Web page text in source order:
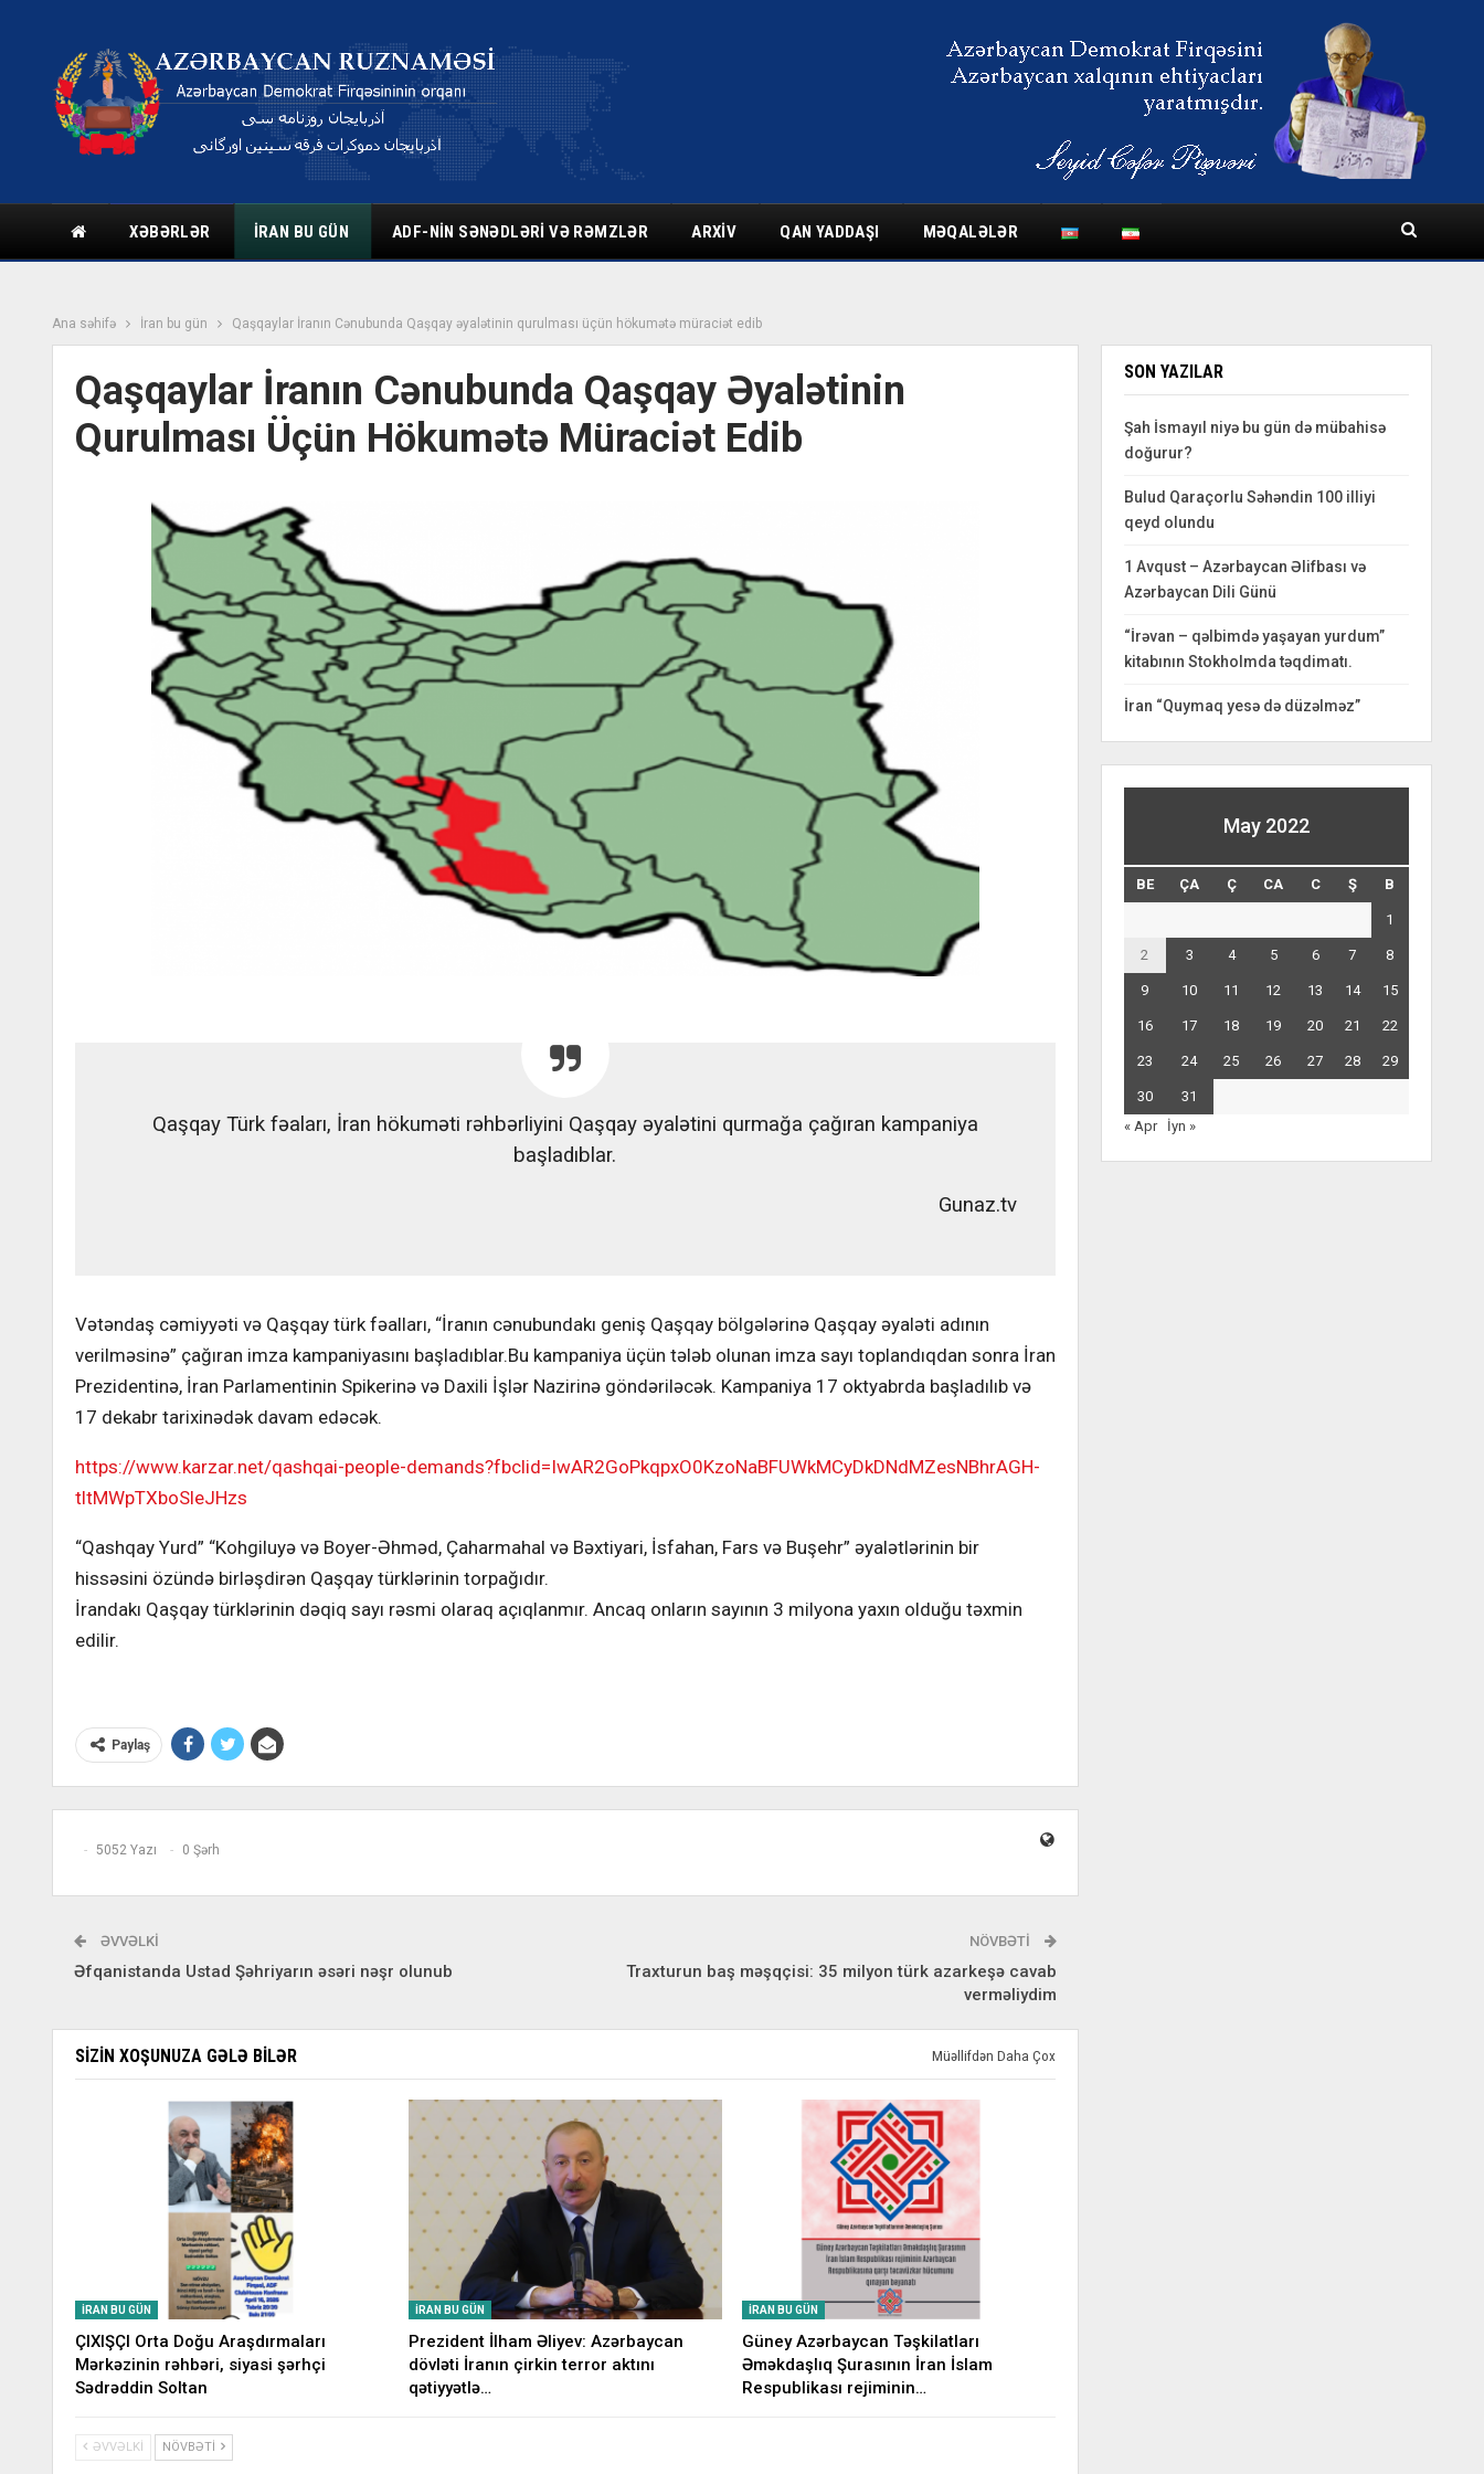
XƏBƏRLƏR İRAN BU GÜN ADF-NIN SƏNƏDLƏRI VƏ RƏMZLƏR ARXIV QAN YADDAŞI MƏQALƏLƏR
Ana səhifə İran bu gün Qaşqaylar İranın Cənubunda Qaşqay əyalətinin qurulması üçün hökumətə müraciət edib
Qaşqaylar İranın Cənubunda Qaşqay Əyalətinin
Qurulması Üçün Hökumətə Müraciət Edib
Qaşqay Türk fəaları, İran hökuməti rəhbərliyini Qaşqay əyalətini qurmağa çağıran kampaniya
başladıblar.
Gunaz.tv
Vətəndaş cəmiyyəti və Qaşqay türk fəalları, “İranın cənubundakı geniş Qaşqay bölgələrinə Qaşqay əyaləti adının
verilməsinə” çağıran imza kampaniyasını başladıblar.Bu kampaniya üçün tələb olunan imza sayı toplandıqdan sonra İran
Prezidentinə, İran Parlamentinin Spikerinə və Daxili İşlər Nazirinə göndəriləcək. Kampaniya 17 oktyabrda başladılıb və
17 dekabr tarixinədək davam edəcək.
https://www.karzar.net/qashqai-people-demands?fbclid=IwAR2GoPkqpxO0KzoNaBFUWkMCyDkDNdMZesNBhrAGH-
tltMWpTXboSleJHzs
“Qashqay Yurd” “Kohgiluyə və Boyer-Əhməd, Çaharmahal və Bəxtiyari, İsfahan, Fars və Buşehr” əyalətlərinin bir
hissəsini özündə birləşdirən Qaşqay türklərinin torpağıdır.
İrandakı Qaşqay türklərinin dəqiq sayı rəsmi olaraq açıqlanmır. Ancaq onların sayının 3 milyona yaxın olduğu təxmin
edilir.
Paylaş
5052 Yazı 0 Şərh
ƏVVƏLKI
Əfqanistanda Ustad Şəhriyarın əsəri nəşr olunub
NÖVBƏTI
Traxturun baş məşqçisi: 35 milyon türk azarkeşə cavab
verməliydim
SIZIN XOŞUNUZA GƏLƏ BILƏR Müəllifdən Daha Çox
İRAN BU GÜN
ÇIXIŞÇI Orta Doğu Araşdırmaları
Mərkəzinin rəhbəri, siyasi şərhçi
Sədrəddin Soltan
İRAN BU GÜN
Prezident İlham Əliyev: Azərbaycan
dövləti İranın çirkin terror aktını
qətiyyətlə…
İRAN BU GÜN
Güney Azərbaycan Təşkilatları
Əməkdaşlıq Şurasının İran İslam
Respublikası rejiminin…
ƏVVƏLKI NÖVBƏTI
SON YAZILAR
Şah İsmayıl niyə bu gün də mübahisə
doğurur?
Bulud Qaraçorlu Səhəndin 100 illiyi
qeyd olundu
1 Avqust – Azərbaycan Əlifbası və
Azərbaycan Dili Günü
“İrəvan – qəlbimdə yaşayan yurdum”
kitabının Stokholmda təqdimatı.
İran “Quymaq yesə də düzəlməz”
May 2022
BE ÇA Ç CA C Ş B
1
2 3 4 5 6 7 8
9 10 11 12 13 14 15
16 17 18 19 20 21 22
23 24 25 26 27 28 29
30
31
« Apr
İyn »